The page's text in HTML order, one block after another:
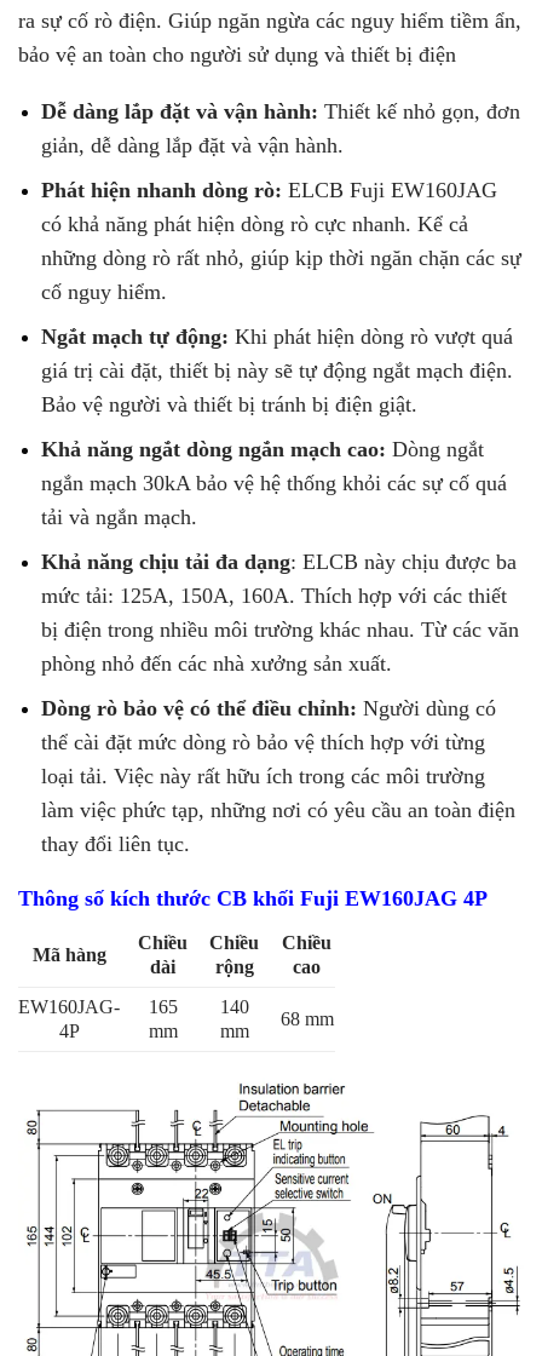
ra sự cố rò điện. Giúp ngăn ngừa các nguy hiểm tiềm ẩn,
bảo vệ an toàn cho người sử dụng và thiết bị điện
Dễ dàng lắp đặt và vận hành: Thiết kế nhỏ gọn, đơn
giản, dễ dàng lắp đặt và vận hành.
Phát hiện nhanh dòng rò: ELCB Fuji EW160JAG
có khả năng phát hiện dòng rò cực nhanh. Kể cả
những dòng rò rất nhỏ, giúp kịp thời ngăn chặn các sự
cố nguy hiểm.
Ngắt mạch tự động: Khi phát hiện dòng rò vượt quá
giá trị cài đặt, thiết bị này sẽ tự động ngắt mạch điện.
Bảo vệ người và thiết bị tránh bị điện giật.
Khả năng ngắt dòng ngắn mạch cao: Dòng ngắt
ngắn mạch 30kA bảo vệ hệ thống khỏi các sự cố quá
tải và ngắn mạch.
Khả năng chịu tải đa dạng: ELCB này chịu được ba
mức tải: 125A, 150A, 160A. Thích hợp với các thiết
bị điện trong nhiều môi trường khác nhau. Từ các văn
phòng nhỏ đến các nhà xưởng sản xuất.
Dòng rò bảo vệ có thể điều chỉnh: Người dùng có
thể cài đặt mức dòng rò bảo vệ thích hợp với từng
loại tải. Việc này rất hữu ích trong các môi trường
làm việc phức tạp, những nơi có yêu cầu an toàn điện
thay đổi liên tục.
Thông số kích thước CB khối Fuji EW160JAG 4P
Mã hàng
Chiều
dài
Chiều
rộng
Chiều
cao
EW160JAG-
4P
165
mm
140
mm
68 mm